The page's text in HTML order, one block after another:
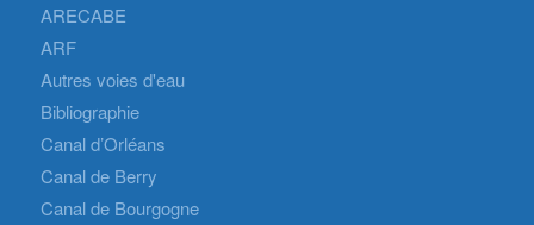
ARECABE
ARF
Autres voies d'eau
Bibliographie
Canal d’Orléans
Canal de Berry
Canal de Bourgogne